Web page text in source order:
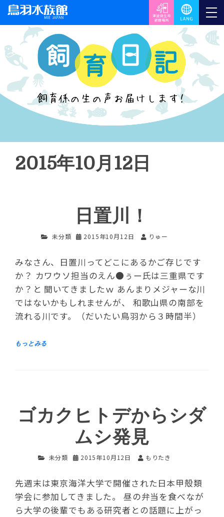
2015年10月12日
日置川！
未分類 2015年10月12日 りゅー
みなさん、日置川ってどこにあるかご存じです
か？ カワウソ担当のえん●ぅー氏は三重県です
か？と 聞いてきましたｗ あんまりメジャーな川
ではないかもしれませんが、 和歌山県の南部を
流れる川です。（だいたい鳥羽から３時間半）
ゴカクヒトデからシダ
ムシ発見
未分類 2015年10月12日 もりたき
先週末は東京海洋大学で開催された日本甲殻類
学会に参加してきました。 昼の弁当を食べなが
ら大学の後輩でもある研究者との話題に上がっ